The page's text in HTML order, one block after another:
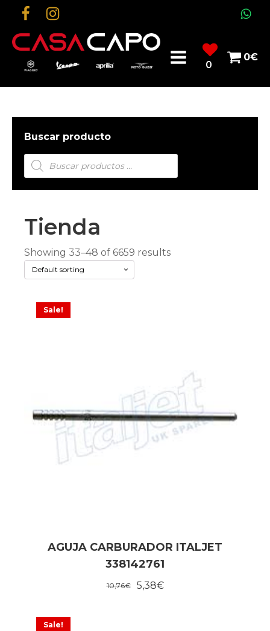
0
0€
Buscar producto
Búsqueda
Tienda
Showing 33–48 of 6659 results
Sale!
AGUJA CARBURADOR ITALJET
338142761
10,76€ 5,38€
Sale!